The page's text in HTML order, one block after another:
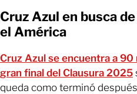
Cruz Azul en busca
el América
Cruz Azul se encuentra a 90
gran final del Clausura 2025
queda como terminó